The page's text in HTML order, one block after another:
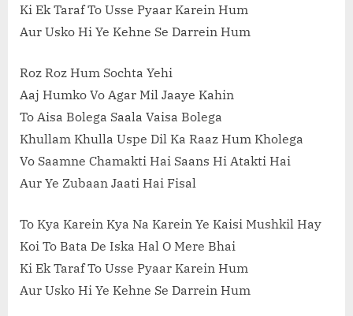
Ki Ek Taraf To Usse Pyaar Karein Hum
Aur Usko Hi Ye Kehne Se Darrein Hum
Roz Roz Hum Sochta Yehi
Aaj Humko Vo Agar Mil Jaaye Kahin
To Aisa Bolega Saala Vaisa Bolega
Khullam Khulla Uspe Dil Ka Raaz Hum Kholega
Vo Saamne Chamakti Hai Saans Hi Atakti Hai
Aur Ye Zubaan Jaati Hai Fisal
To Kya Karein Kya Na Karein Ye Kaisi Mushkil Hay
Koi To Bata De Iska Hal O Mere Bhai
Ki Ek Taraf To Usse Pyaar Karein Hum
Aur Usko Hi Ye Kehne Se Darrein Hum